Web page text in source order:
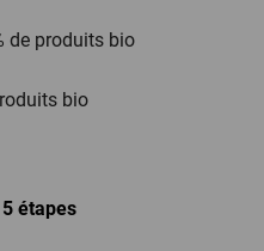
de produits bio
bio
étapes